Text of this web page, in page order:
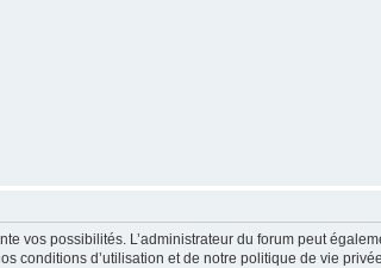
vos possibilités. L’administrateur du forum peut
conditions d’utilisation et de notre politique de vie